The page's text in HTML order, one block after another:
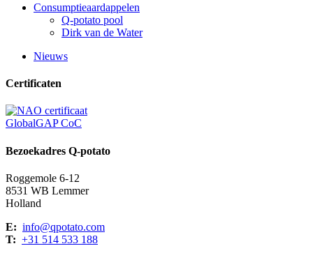
Consumptieaardappelen
Q-potato pool
Dirk van de Water
Nieuws
Certificaten
GlobalGAP CoC
Bezoekadres Q-potato
Roggemole 6-12
8531 WB Lemmer
Holland
E: info@qpotato.com
T: +31 514 533 188